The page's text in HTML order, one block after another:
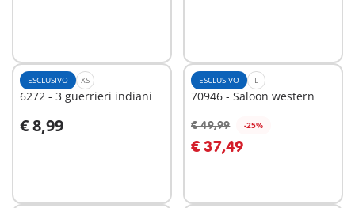
ESCLUSIVO XS
6272 - 3 guerrieri indiani
€ 8,99
Aggiungi al carrello
ESCLUSIVO L
70946 - Saloon western
€ 49,99 -25%
€ 37,49
Aggiungi al carrello